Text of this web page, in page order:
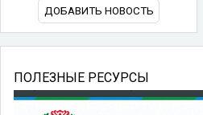
ДОБАВИТЬ НОВОСТЬ
ПОЛЕЗНЫЕ РЕСУРСЫ